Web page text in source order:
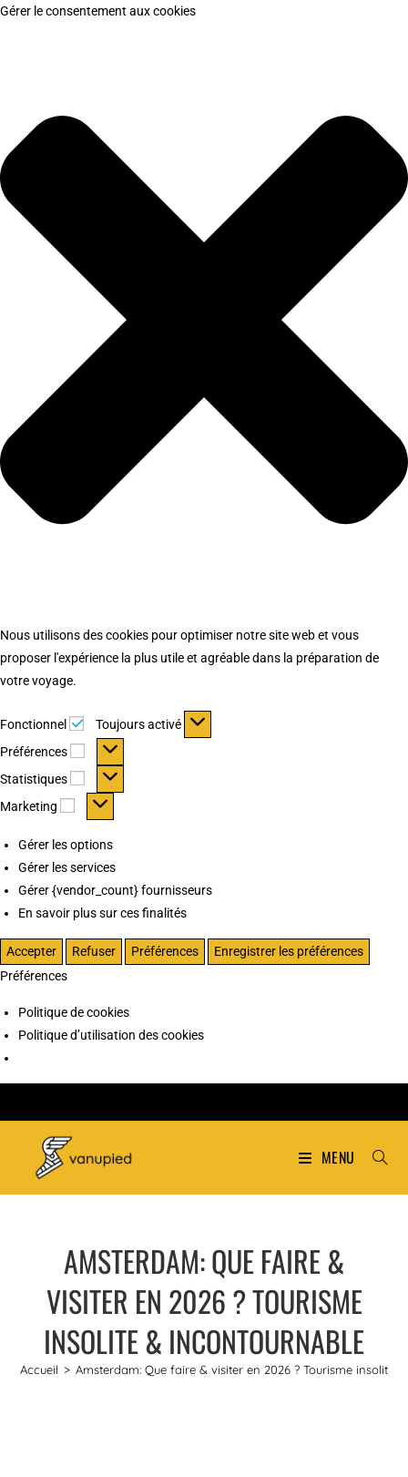
Gérer le consentement aux cookies
Nous utilisons des cookies pour optimiser notre site web et vous
proposer l'expérience la plus utile et agréable dans la préparation de
votre voyage.
Fonctionnel Fonctionnel
Toujours activé
Préférences
Préférences
Statistiques Statistiques
Marketing Marketing
Gérer les options
Gérer les services
Gérer {vendor_count} fournisseurs
En savoir plus sur ces finalités
Accepter Refuser Préférences
Enregistrer les préférences
Préférences
Politique de cookies
Politique d’utilisation des cookies
MENU
AMSTERDAM: QUE FAIRE &
VISITER EN 2026 ? TOURISME
INSOLITE & INCONTOURNABLE
Accueil > Amsterdam: Que faire & visiter en 2026 ? Tourisme insolite